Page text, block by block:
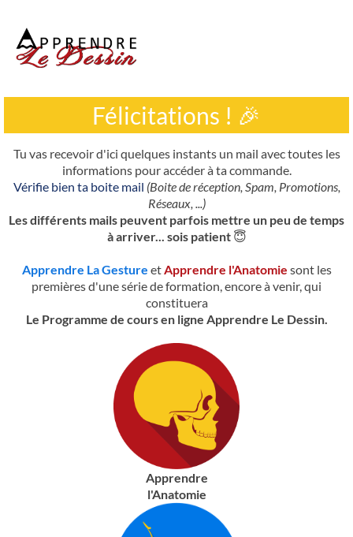
Félicitations ! 🎉
Tu vas recevoir d'ici quelques instants un mail avec toutes les
informations pour accéder à ta commande.
Vérifie bien ta boite mail (Boite de réception, Spam, Promotions,
Réseaux, ...)
Les différents mails peuvent parfois mettre un peu de temps
à arriver... sois patient😇
Apprendre La Gesture etApprendre l'Anatomie sont les
premières d'une série de formation, encore à venir, qui
constituera
Le Programme de cours en ligne Apprendre Le Dessin.
Apprendre
l'Anatomie
2
M
o
R
n